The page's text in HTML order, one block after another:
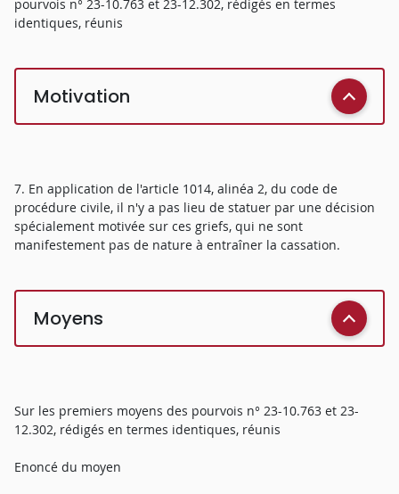
pourvois n° 23-10.763 et 23-12.302, rédigés en termes
identiques, réunis
Motivation
7. En application de l'article 1014, alinéa 2, du code de
procédure civile, il n'y a pas lieu de statuer par une décision
spécialement motivée sur ces griefs, qui ne sont
manifestement pas de nature à entraîner la cassation.
Moyens
Sur les premiers moyens des pourvois n° 23-10.763 et 23-
12.302, rédigés en termes identiques, réunis
Enoncé du moyen